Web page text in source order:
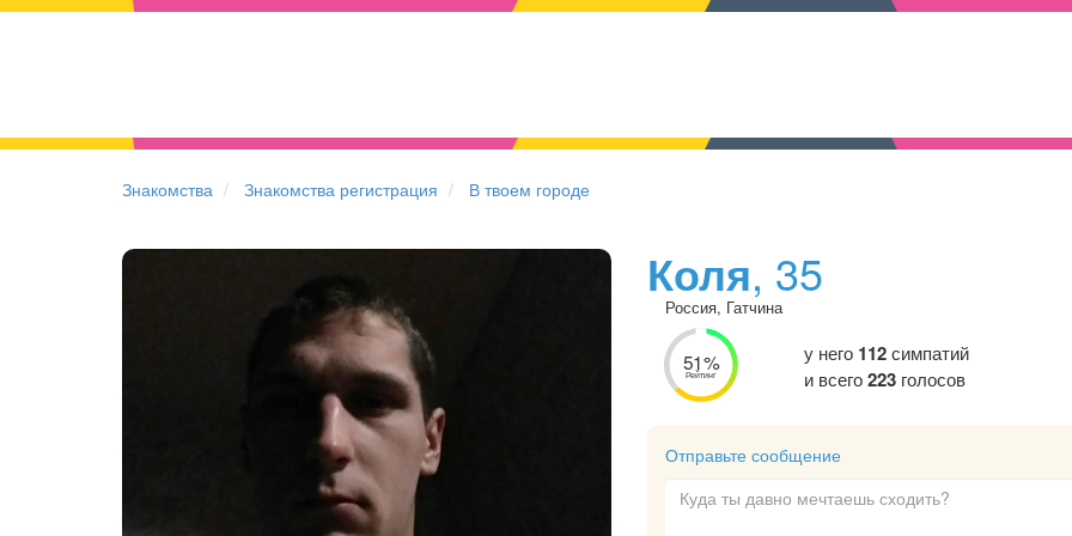
Знакомства Знакомства регистрация В твоем городе
Коля, 35
Россия, Гатчина
51%
Рейтинг
у него 112симпатий
и всего223голосов
Отправьте сообщение